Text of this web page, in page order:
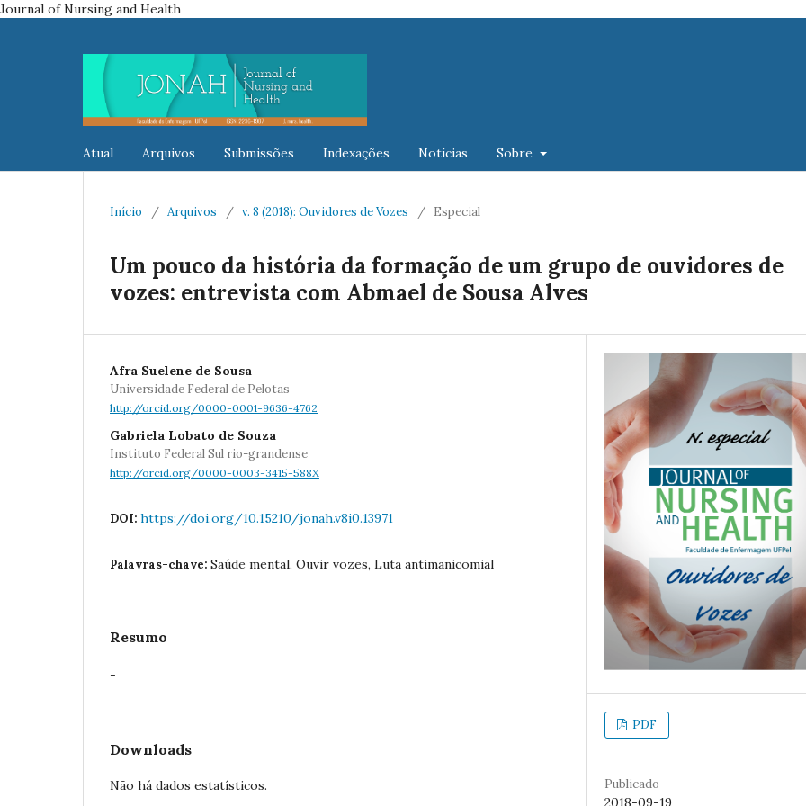
Journal of Nursing and Health
Atual Arquivos Submissões Indexações Notícias Sobre
Início / Arquivos / v. 8 (2018): Ouvidores de Vozes / Especial
Um pouco da história da formação de um grupo de ouvidores de
vozes: entrevista com Abmael de Sousa Alves
Afra Suelene de Sousa
Universidade Federal de Pelotas
http://orcid.org/0000-0001-9636-4762
Gabriela Lobato de Souza
Instituto Federal Sul rio-grandense
http://orcid.org/0000-0003-3415-588X
DOI: https://doi.org/10.15210/jonah.v8i0.13971
Palavras-chave: Saúde mental, Ouvir vozes, Luta antimanicomial
Resumo
-
Downloads
Não há dados estatísticos.
PDF
Publicado
2018-09-19